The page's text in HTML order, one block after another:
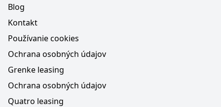
Blog
Kontakt
Používanie cookies
Ochrana osobných údajov
Grenke leasing
Ochrana osobných údajov
Quatro leasing